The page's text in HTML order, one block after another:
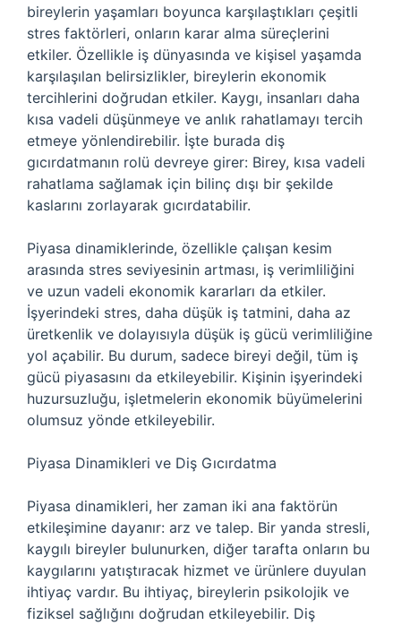
bireylerin yaşamları boyunca karşılaştıkları çeşitli
stres faktörleri, onların karar alma süreçlerini
etkiler. Özellikle iş dünyasında ve kişisel yaşamda
karşılaşılan belirsizlikler, bireylerin ekonomik
tercihlerini doğrudan etkiler. Kaygı, insanları daha
kısa vadeli düşünmeye ve anlık rahatlamayı tercih
etmeye yönlendirebilir. İşte burada diş
gıcırdatmanın rolü devreye girer: Birey, kısa vadeli
rahatlama sağlamak için bilinç dışı bir şekilde
kaslarını zorlayarak gıcırdatabilir.
Piyasa dinamiklerinde, özellikle çalışan kesim
arasında stres seviyesinin artması, iş verimliliğini
ve uzun vadeli ekonomik kararları da etkiler.
İşyerindeki stres, daha düşük iş tatmini, daha az
üretkenlik ve dolayısıyla düşük iş gücü verimliliğine
yol açabilir. Bu durum, sadece bireyi değil, tüm iş
gücü piyasasını da etkileyebilir. Kişinin işyerindeki
huzursuzluğu, işletmelerin ekonomik büyümelerini
olumsuz yönde etkileyebilir.
Piyasa Dinamikleri ve Diş Gıcırdatma
Piyasa dinamikleri, her zaman iki ana faktörün
etkileşimine dayanır: arz ve talep. Bir yanda stresli,
kaygılı bireyler bulunurken, diğer tarafta onların bu
kaygılarını yatıştıracak hizmet ve ürünlere duyulan
ihtiyaç vardır. Bu ihtiyaç, bireylerin psikolojik ve
fiziksel sağlığını doğrudan etkileyebilir. Diş